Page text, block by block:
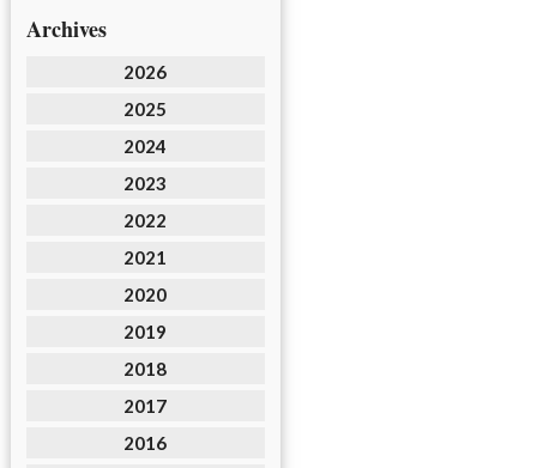
Archives
2026
2025
2024
2023
2022
2021
2020
2019
2018
2017
2016